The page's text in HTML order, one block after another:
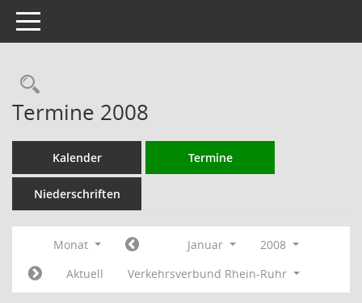
Toggle navigation
Rechercheauswahl
Termine 2008
Kalender Termine
Niederschriften
Monat Januar
2008
Aktuell
Verkehrsverbund Rhein-Ruhr